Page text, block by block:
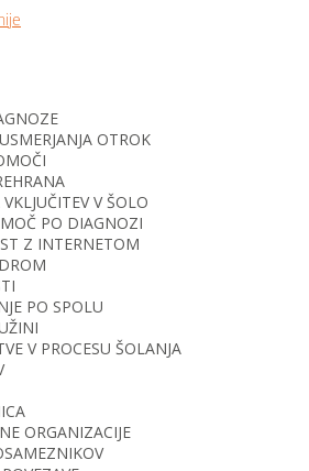
OTROK
V ŠOLO
PO DIAGNOZI
Z INTERNETOM
PO SPOLU
V PROCESU ŠOLANJA
ORGANIZACIJE